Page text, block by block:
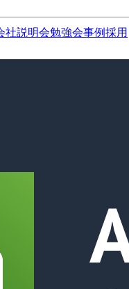
社説明会勉強会事例採用